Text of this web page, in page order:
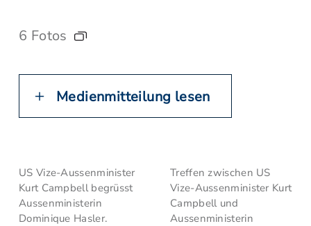
6 Fotos
Medienmitteilung lesen
US Vize-Aussenminister
Kurt Campbell begrüsst
Aussenministerin
Dominique Hasler.
Treffen zwischen US
Vize-Aussenminister Kurt
Campbell und
Aussenministerin